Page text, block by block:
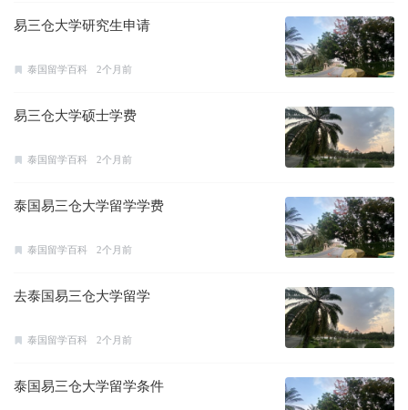
易三仓大学研究生申请
泰国留学百科 2个月前
易三仓大学硕士学费
泰国留学百科 2个月前
泰国易三仓大学留学学费
泰国留学百科 2个月前
去泰国易三仓大学留学
泰国留学百科 2个月前
泰国易三仓大学留学条件